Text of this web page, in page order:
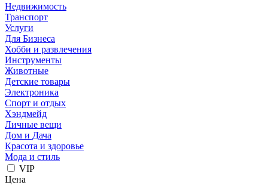
Недвижимость
Транспорт
Услуги
Для Бизнеса
Хобби и развлечения
Инструменты
Животные
Детские товары
Электроника
Спорт и отдых
Хэндмейд
Личные вещи
Дом и Дача
Красота и здоровье
Мода и стиль
VIP
Цена